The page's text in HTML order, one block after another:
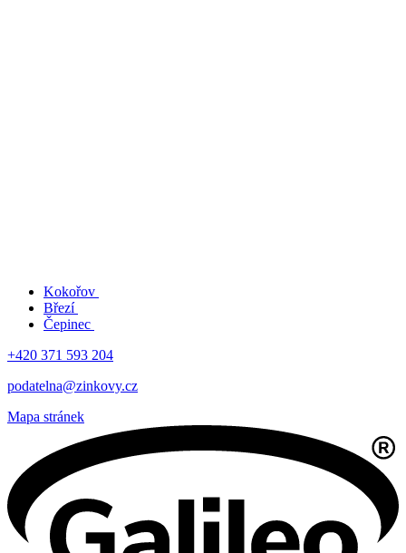
Kokořov
Březí
Čepinec
+420 371 593 204
podatelna@zinkovy.cz
Mapa stránek